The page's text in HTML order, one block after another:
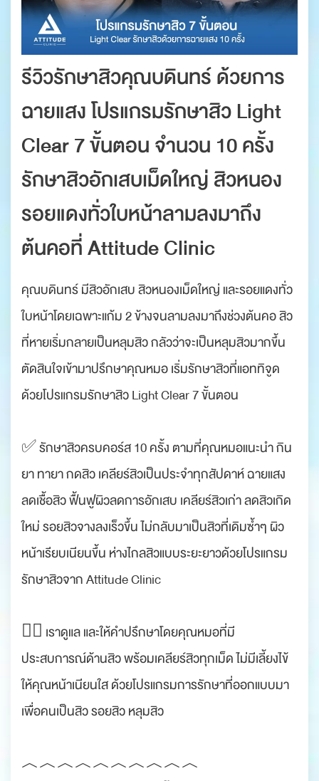
รีวิวรักษาสิวคุณบดินทร์ด้วยการ
ฉายแสง โปรแกรมรักษาสิว Light
Clear 7 ขั้นตอน จำนวน 10 ครั้ง
รักษาสิวอักเสบเม็ดใหญ่ สิวหนอง
รอยแดงทั่วใบหน้าลามลงมาถึง
ต้นคอที่ Attitude Clinic
คุณบดินทร์ มีสิวอักเสบ สิวหนองเม็ดใหญ่ และรอยแดงทั่ว
ใบหน้าโดยเฉพาะแก้ม 2 ข้างจนลามลงมาถึงช่วงต้นคอ สิว
ที่หายเริ่มกลายเป็นหลุมสิว กลัวว่าจะเป็นหลุมสิวมากขึ้น
ตัดสินใจเข้ามาปรึกษาคุณหมอ เริ่มรักษาสิวที่แอททิจูด
ด้วยโปรแกรมรักษาสิว Light Clear 7 ขั้นตอน
✅ รักษาสิวครบคอร์ส 10 ครั้ง ตามที่คุณหมอแนะนำ กิน
ยา ทายา กดสิว เคลียร์สิวเป็นประจำทุกสัปดาห์ ฉายแสง
ลดเชื้อสิว ฟื้นฟูผิวลดการอักเสบ เคลียร์สิวเก่า ลดสิวเกิด
ใหม่ รอยสิวจางลงเร็วขึ้น ไม่กลับมาเป็นสิวที่เดิมซ้ำๆ ผิว
หน้าเรียบเนียนขึ้น ห่างไกลสิวแบบระยะยาวด้วยโปรแกรม
รักษาสิวจาก Attitude Clinic
👨‍⚕ เราดูแล และให้คำปรึกษาโดยคุณหมอที่มี
ประสบการณ์ด้านสิว พร้อมเคลียร์สิวทุกเม็ด ไม่มีเลี้ยงไข้
ให้คุณหน้าเนียนใส ด้วยโปรแกรมการรักษาที่ออกแบบมา
เพื่อคนเป็นสิว รอยสิว หลุมสิว
︿︿︿︿︿︿︿︿︿︿